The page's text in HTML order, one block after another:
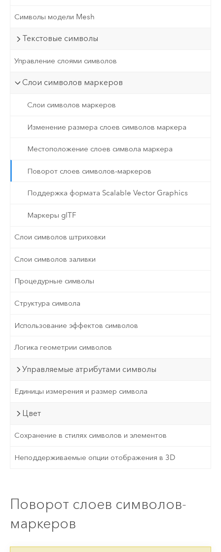
Символы модели Mesh
Текстовые символы
Управление слоями символов
Слои символов маркеров
Слои символов маркеров
Изменение размера слоев символов маркера
Местоположение слоев символа маркера
Поворот слоев символов-маркеров
Поддержка формата Scalable Vector Graphics
Маркеры glTF
Слои символов штриховки
Слои символов заливки
Процедурные символы
Структура символа
Использование эффектов символов
Логика геометрии символов
Управляемые атрибутами символы
Единицы измерения и размер символа
Цвет
Сохранение в стилях символов и элементов
Неподдерживаемые опции отображения в 3D
Поворот слоев символов-
маркеров